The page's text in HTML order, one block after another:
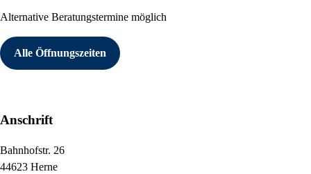
Alternative Beratungstermine möglich
Alle Öffnungszeiten
Anschrift
Bahnhofstr. 26
44623 Herne